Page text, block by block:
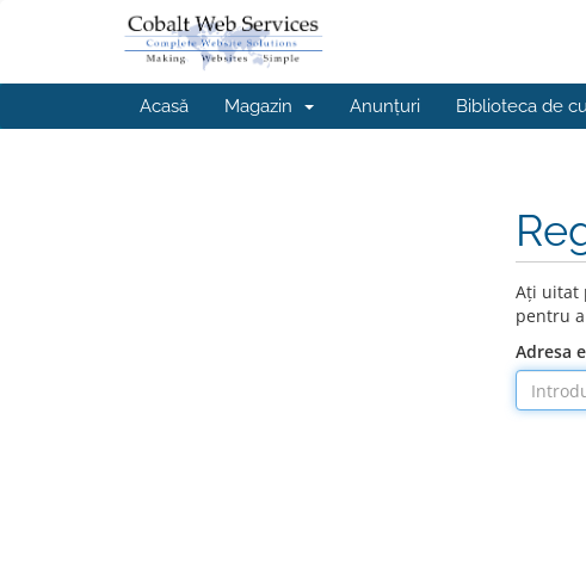
Acasă Magazin Anunțuri Biblioteca de
Ați uitat
pentru
Adresa